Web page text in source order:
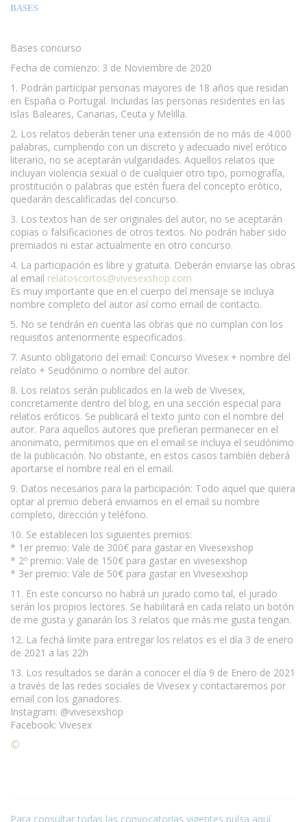
BASES
Bases concurso
Fecha de comienzo: 3 de Noviembre de 2020
1. Podrán participar personas mayores de 18 años que residan
en España o Portugal. Incluidas las personas residentes en las
islas Baleares, Canarias, Ceuta y Melilla.
2. Los relatos deberán tener una extensión de no más de 4.000
palabras, cumpliendo con un discreto y adecuado nivel erótico
literario, no se aceptarán vulgaridades. Aquellos relatos que
incluyan violencia sexual o de cualquier otro tipo, pornografía,
prostitución o palabras que estén fuera del concepto erótico,
quedarán descalificadas del concurso.
3. Los textos han de ser originales del autor, no se aceptarán
copias o falsificaciones de otros textos. No podrán haber sido
premiados ni estar actualmente en otro concurso.
4. La participación es libre y gratuita. Deberán enviarse las obras
al email relatoscortos@vivesexshop.com
Es muy importante que en el cuerpo del mensaje se incluya
nombre completo del autor así como email de contacto.
5. No se tendrán en cuenta las obras que no cumplan con los
requisitos anteriormente especificados.
7. Asunto obligatorio del email: Concurso Vivesex + nombre del
relato + Seudónimo o nombre del autor.
8. Los relatos serán publicados en la web de Vivesex,
concretamente dentro del blog, en una sección especial para
relatos eróticos. Se publicará el texto junto con el nombre del
autor. Para aquellos autores que prefieran permanecer en el
anonimato, permitimos que en el email se incluya el seudónimo
de la publicación. No obstante, en estos casos también deberá
aportarse el nombre real en el email.
9. Datos necesarios para la participación: Todo aquel que quiera
optar al premio deberá enviarnos en el email su nombre
completo, dirección y teléfono.
10. Se establecen los siguientes premios:
* 1er premio: Vale de 300€ para gastar en Vivesexshop
* 2º premio: Vale de 150€ para gastar en vivesexshop
* 3er premio: Vale de 50€ para gastar en Vivesexshop
11. En este concurso no habrá un jurado como tal, el jurado
serán los propios lectores. Se habilitará en cada relato un botón
de me gusta y ganarán los 3 relatos que más me gusta tengan.
12. La fechá límite para entregar los relatos es el día 3 de enero
de 2021 a las 22h
13. Los resultados se darán a conocer el día 9 de Enero de 2021
a través de las redes sociales de Vivesex y contactaremos por
email con los ganadores.
Instagram: @vivesexshop
Facebook: Vivesex
©
Para consultar todas las convocatorias vigentes pulsa aquí